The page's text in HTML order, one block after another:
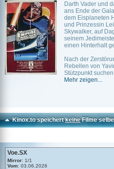
Darth Vader und
ans Ende der
dem Eisplaneten
und Prinzessin
Skywalker, auf
seinem
einen Hinterhalt
Nach der
Rebellen von
Stützpunkt
Mehr zeigen...
Kinox.to speichertkeineFilme
Voe.SX
Mirror: 1/1
Vom: 03.06.2026